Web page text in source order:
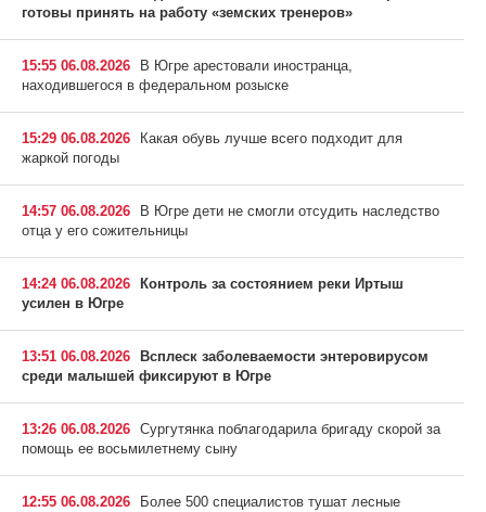
готовы принять на работу «земских тренеров»
15:55 06.08.2026
В Югре арестовали иностранца,
находившегося в федеральном розыске
15:29 06.08.2026
Какая обувь лучше всего подходит для
жаркой погоды
14:57 06.08.2026
В Югре дети не смогли отсудить наследство
отца у его сожительницы
14:24 06.08.2026
Контроль за состоянием реки Иртыш
усилен в Югре
13:51 06.08.2026
Всплеск заболеваемости энтеровирусом
среди малышей фиксируют в Югре
13:26 06.08.2026 Сургутянка поблагодарила бригаду скорой за
помощь ее восьмилетнему сыну
12:55 06.08.2026
Более 500 специалистов тушат лесные